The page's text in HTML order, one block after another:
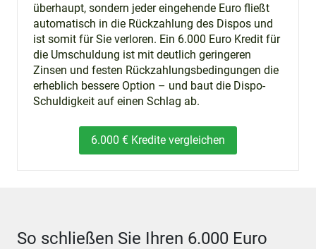
überhaupt, sondern jeder eingehende Euro fließt
automatisch in die Rückzahlung des Dispos und
ist somit für Sie verloren. Ein 6.000 Euro Kredit für
die Umschuldung ist mit deutlich geringeren
Zinsen und festen Rückzahlungsbedingungen die
erheblich bessere Option – und baut die Dispo-
Schuldigkeit auf einen Schlag ab.
6.000 € Kredite vergleichen
So schließen Sie Ihren 6.000 Euro